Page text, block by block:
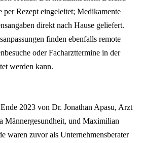
Rezept eingeleitet; Medikamente
direkt nach Hause geliefert.
finden ebenfalls remote
oder Facharzttermine in der
werden kann.
2023 von Dr. Jonathan Apasu, Arzt
Männergesundheit, und Maximilian
waren zuvor als Unternehmensberater